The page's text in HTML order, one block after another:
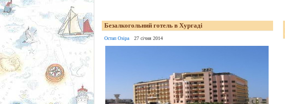
Безалкогольний готель в Хургаді
Остап Озіра 27 січня 2014